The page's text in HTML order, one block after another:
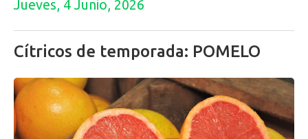
Jueves, 4 Junio, 2026
Cítricos de temporada: POMELO